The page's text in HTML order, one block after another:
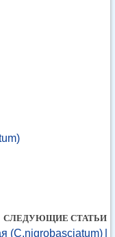
СЛЕДУЮЩИЕ СТАТЬИ
(С.nigrobasciatum)